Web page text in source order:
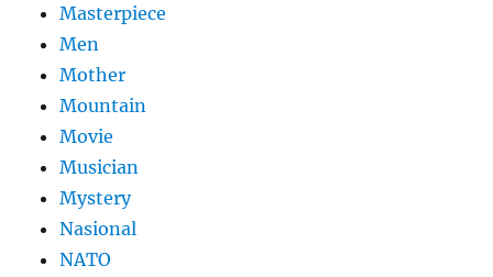
Masterpiece
Men
Mother
Mountain
Movie
Musician
Mystery
Nasional
NATO